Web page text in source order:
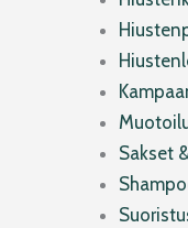
Sakset